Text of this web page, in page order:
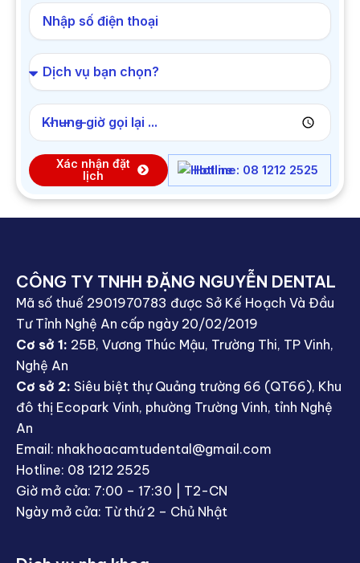
Khung giờ gọi lại ...
Xác nhận đặt
lịch
Hotline: 08 1212 2525
CÔNG TY TNHH ĐẶNG NGUYỄN DENTAL
Mã số thuế 2901970783 được Sở Kế Hoạch Và Đầu
Tư Tỉnh Nghệ An cấp ngày 20/02/2019
Cơ sở 1: 25B, Vương Thúc Mậu, Trường Thi, TP Vinh,
Nghệ An
Cơ sở 2: Siêu biệt thự Quảng trường 66 (QT66), Khu
đô thị Ecopark Vinh, phường Trường Vinh, tỉnh Nghệ
An
Email: nhakhoacamtudental@gmail.com
Hotline: 08 1212 2525
Giờ mở cửa: 7:00 – 17:30 | T2-CN
Ngày mở cửa: Từ thứ 2 – Chủ Nhật